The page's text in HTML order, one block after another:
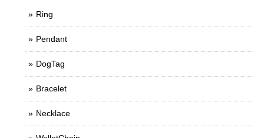
Ring
Pendant
DogTag
Bracelet
Necklace